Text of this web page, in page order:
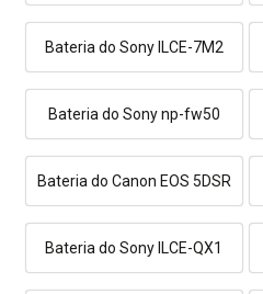
Bateria do Sony ILCE-7M2
Bateria do Sony np-fw50
Bateria do Canon EOS 5DSR
Bateria do Sony ILCE-QX1